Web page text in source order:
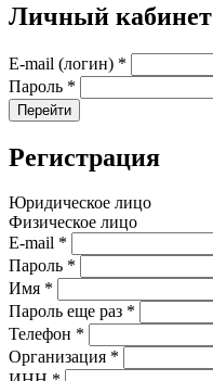
Личный кабинет
E-mail (логин) *
Пароль *
Перейти
Регистрация
Юридическое лицо
Физическое лицо
E-mail *
Пароль *
Имя *
Пароль еще раз *
Телефон *
Организация *